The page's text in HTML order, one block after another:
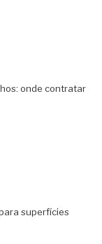
onde contratar
superfícies